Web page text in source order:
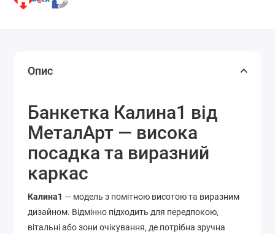
Опис
Банкетка Калина1 від
МеталАрт — висока
посадка та виразний
каркас
Калина1 — модель з помітною висотою та виразним
дизайном. Відмінно підходить для передпокою,
вітальні або зони очікування, де потрібна зручна